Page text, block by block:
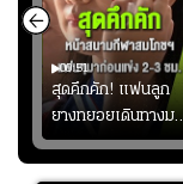
00:51
สุดคึกคัก! แฟนลูก
ยางทยอยเดินทางมา
หน้าสนามกีฬา
สมโภชฯ กันอย่าง